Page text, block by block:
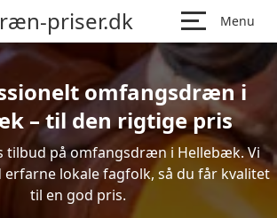
priser.dk Menu
omfangsdræn i
– til den rigtige pris
tilbud på omfangsdræn i Hellebæk. Vi
erfarne lokale fagfolk, så du får kvalitet
til en god pris.